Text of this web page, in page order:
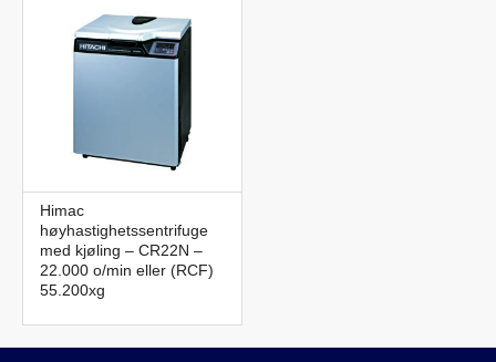
Himac
høyhastighetssentrifuge
med kjøling – CR22N –
22.000 o/min eller (RCF)
55.200xg